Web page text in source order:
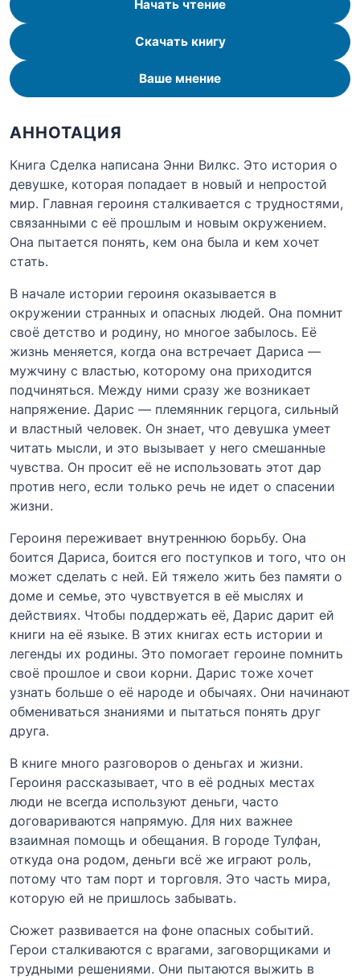
Начать чтение
Скачать книгу
Ваше мнение
АННОТАЦИЯ
Книга Сделка написана Энни Вилкс. Это история о
девушке, которая попадает в новый и непростой
мир. Главная героиня сталкивается с трудностями,
связанными с её прошлым и новым окружением.
Она пытается понять, кем она была и кем хочет
стать.
В начале истории героиня оказывается в
окружении странных и опасных людей. Она помнит
своё детство и родину, но многое забылось. Её
жизнь меняется, когда она встречает Дариса —
мужчину с властью, которому она приходится
подчиняться. Между ними сразу же возникает
напряжение. Дарис — племянник герцога, сильный
и властный человек. Он знает, что девушка умеет
читать мысли, и это вызывает у него смешанные
чувства. Он просит её не использовать этот дар
против него, если только речь не идет о спасении
жизни.
Героиня переживает внутреннюю борьбу. Она
боится Дариса, боится его поступков и того, что он
может сделать с ней. Ей тяжело жить без памяти о
доме и семье, это чувствуется в её мыслях и
действиях. Чтобы поддержать её, Дарис дарит ей
книги на её языке. В этих книгах есть истории и
легенды их родины. Это помогает героине помнить
своё прошлое и свои корни. Дарис тоже хочет
узнать больше о её народе и обычаях. Они начинают
обмениваться знаниями и пытаться понять друг
друга.
В книге много разговоров о деньгах и жизни.
Героиня рассказывает, что в её родных местах
люди не всегда используют деньги, часто
договариваются напрямую. Для них важнее
взаимная помощь и обещания. В городе Тулфан,
откуда она родом, деньги всё же играют роль,
потому что там порт и торговля. Это часть мира,
которую ей не пришлось забывать.
Сюжет развивается на фоне опасных событий.
Герои сталкиваются с врагами, заговорщиками и
трудными решениями. Они пытаются выжить в